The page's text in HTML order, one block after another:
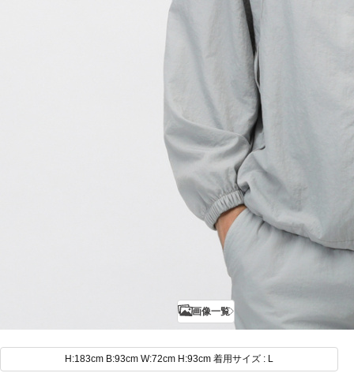
画像一覧
H:183cm B:93cm W:72cm H:93cm 着用サイズ : L